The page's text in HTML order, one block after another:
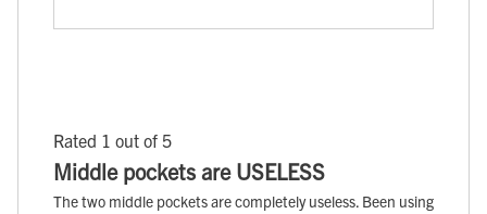
Rated 1 out of 5
Middle pockets are USELESS
The two middle pockets are completely useless. Been using